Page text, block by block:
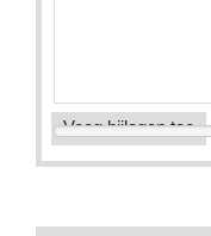
Voeg bijlagen toe